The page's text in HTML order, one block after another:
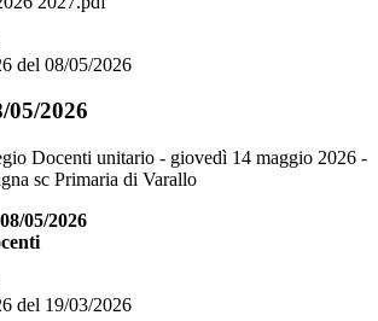
del 08/05/2026
05/2026
Docenti unitario - giovedì 14 maggio 2026 -
sc Primaria di Varallo
08/05/2026
del 19/03/2026